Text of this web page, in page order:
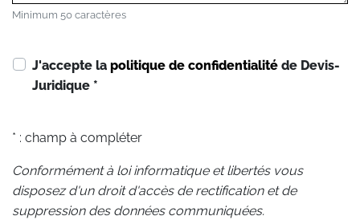
Minimum 50 caractères
J'accepte la politique de confidentialité de Devis-
Juridique *
* : champ à compléter
Conformément à loi informatique et libertés vous
disposez d'un droit d'accès de rectification et de
suppression des données communiquées.